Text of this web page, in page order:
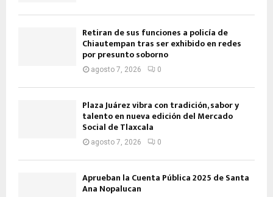
Retiran de sus funciones a policía de
Chiautempan tras ser exhibido en redes
por presunto soborno
agosto 7, 2026 0
Plaza Juárez vibra con tradición, sabor y
talento en nueva edición del Mercado
Social de Tlaxcala
agosto 7, 2026 0
Aprueban la Cuenta Pública 2025 de Santa
Ana Nopalucan